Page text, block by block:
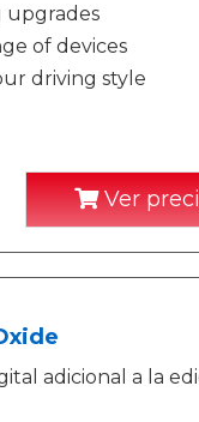
upgrades
of devices
driving style
Ver
adicional a la